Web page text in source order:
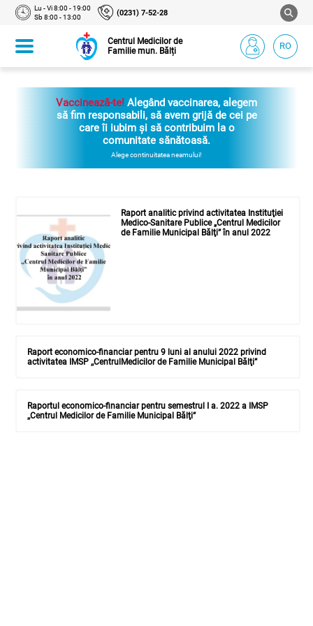
Lu - Vi 8:00 - 19:00
Sb 8:00 - 13:00
(0231) 7-52-28
Centrul Medicilor de
Familie mun. Bălți
RO
Vaccinează-te! Alegând vaccinarea, alegem
să fim responsabili, să avem grijă de cei pe
care îi iubim și să contribuim la o
comunitate sănătoasă.
Alege continuitatea neamului!
Raport analitic privind activitatea Instituţiei
Medico-Sanitare Publice „Centrul Medicilor
de Familie Municipal Bălţi” în anul 2022
Raport economico-financiar pentru 9 luni al anului 2022 privind
activitatea IMSP ,,CentrulMedicilor de Familie Municipal Bălţi”
Raportul economico-financiar pentru semestrul I a. 2022 a IMSP
,,Centrul Medicilor de Familie Municipal Bălţi”